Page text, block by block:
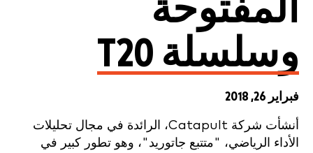
المفتوحة
وسلسلة T20
فبراير 26, 2018
أنشأت شركة Catapult، الرائدة في مجال تحليلات
الأداء الرياضي، "متتبع جاتوريد"، وهو تطور كبير في